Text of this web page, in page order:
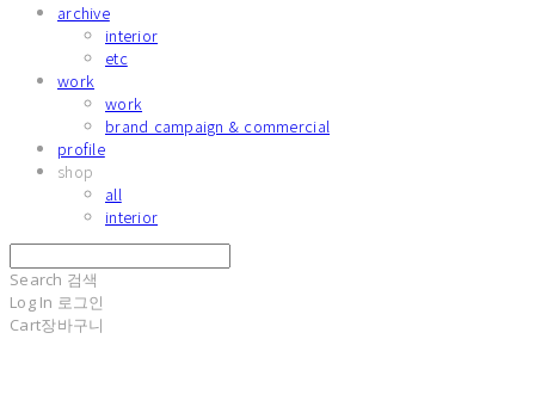
archive
interior
etc
work
work
brand campaign & commercial
profile
shop
all
interior
Search 검색
Log In 로그인
Cart장바구니